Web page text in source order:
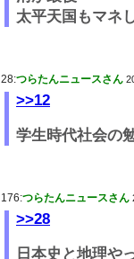
太平天国もマネ
28:つらたんニュースさん
>>12
学生時代社会の
176:つらたんニュースさん
>>28
日本史と地理や